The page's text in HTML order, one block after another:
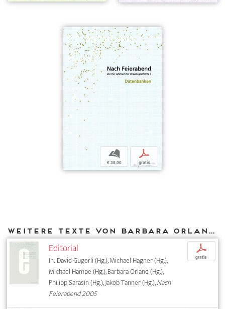
b
€ 35,00
p
gratis
Weitere Texte von Barbara Orland bei DIAPHANES
Editorial
In: David Gugerli (Hg.), Michael Hagner (Hg.),
Michael Hampe (Hg.), Barbara Orland (Hg.),
Philipp Sarasin (Hg.), Jakob Tanner (Hg.),Nach
Feierabend 2005
p
gratis